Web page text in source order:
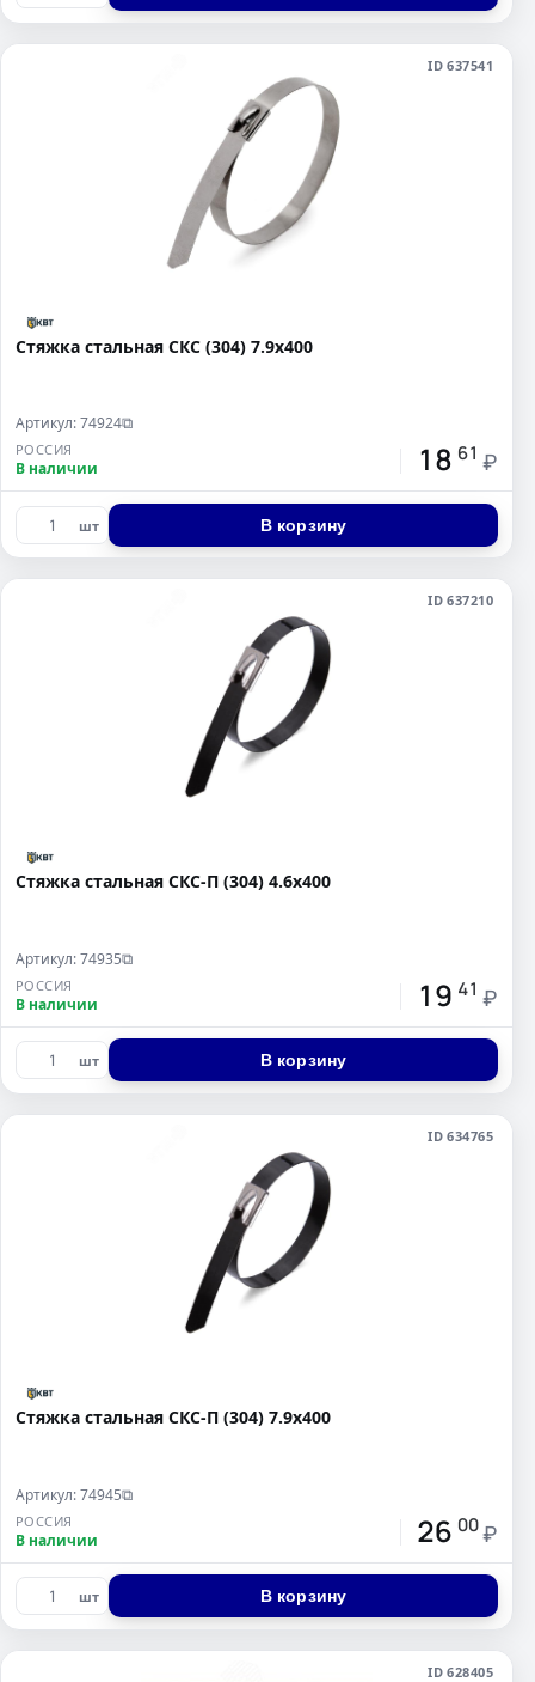
ID 637541
Стяжка стальная СКС (304) 7.9х400
Артикул: 74924⧉
РОССИЯ
В наличии 18 61 ₽
шт В корзину
ID 637210
Стяжка стальная СКС-П (304) 4.6х400
Артикул: 74935⧉
РОССИЯ
В наличии 19 41 ₽
шт В корзину
ID 634765
Стяжка стальная СКС-П (304) 7.9х400
Артикул: 74945⧉
РОССИЯ
В наличии 26 00 ₽
шт В корзину
ID 628405